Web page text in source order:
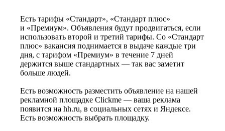
Есть тарифы «Стандарт», «Стандарт плюс»
и «Премиум». Объявления будут продвигаться, если
использовать второй и третий тарифы. Со «Стандарт
плюс» вакансия поднимается в выдаче каждые три
дня, с тарифом «Премиум» в течение 7 дней
держится выше стандартных — так вас заметит
больше людей.
Есть возможность разместить объявление на нашей
рекламной площадке Clickme — ваша реклама
появится на hh.ru, в социальных сетях и Яндексе.
Есть возможность выбрать площадку.